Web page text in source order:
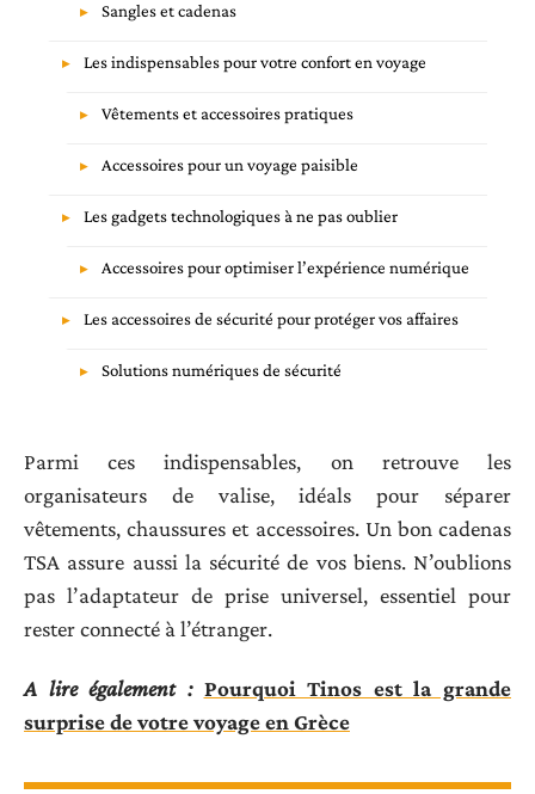
Sangles et cadenas
Les indispensables pour votre confort en voyage
Vêtements et accessoires pratiques
Accessoires pour un voyage paisible
Les gadgets technologiques à ne pas oublier
Accessoires pour optimiser l’expérience numérique
Les accessoires de sécurité pour protéger vos affaires
Solutions numériques de sécurité
Parmi ces indispensables, on retrouve les
organisateurs de valise, idéals pour séparer
vêtements, chaussures et accessoires. Un bon cadenas
TSA assure aussi la sécurité de vos biens. N’oublions
pas l’adaptateur de prise universel, essentiel pour
rester connecté à l’étranger.
A lire également : Pourquoi Tinos est la grande
surprise de votre voyage en Grèce